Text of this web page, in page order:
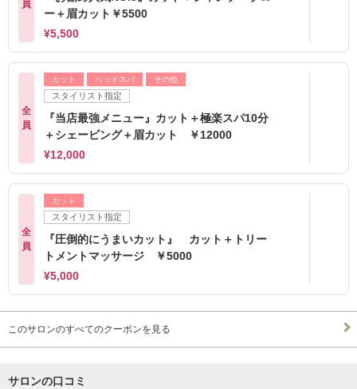
員
ー＋眉カット￥5500
¥5,500
全
員
カット ヘッドスパ その他
スタイリスト指定
『当店最強メニュー』カット＋極楽スパ10分
＋シェービング＋眉カット ￥12000
¥12,000
全
員
カット
スタイリスト指定
『圧倒的にうまいカット』 カット＋トリー
トメントマッサージ ￥5000
¥5,000
このサロンのすべてのクーポンを見る
サロンの口コミ